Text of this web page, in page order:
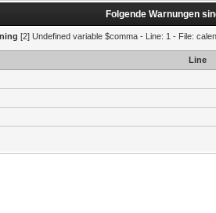
Folgende Warnungen
[2] Undefined variable $comma - Line: 1 - File:
Line